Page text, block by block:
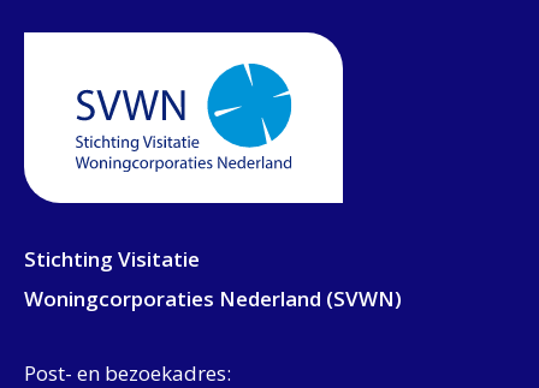
Stichting Visitatie
Woningcorporaties Nederland (SVWN)
Post- en bezoekadres: